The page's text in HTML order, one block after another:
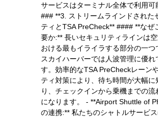
サービスはターミナル全体で利用可
### **3. ストリームラインドされた
ティとTSA PreCheck** #### **なぜ
要か:** 長いセキュリティラインは
おける最もイライラする部分の一つ
スカイハーバーでは人波管理に優れ
す。効率的なTSA PreCheckレーン
ティ対策により、待ち時間が大幅に
り、チェックインから乗機までの流
になります。 - **Airport Shuttle of
の連携:** 私たちのシャトルサービ